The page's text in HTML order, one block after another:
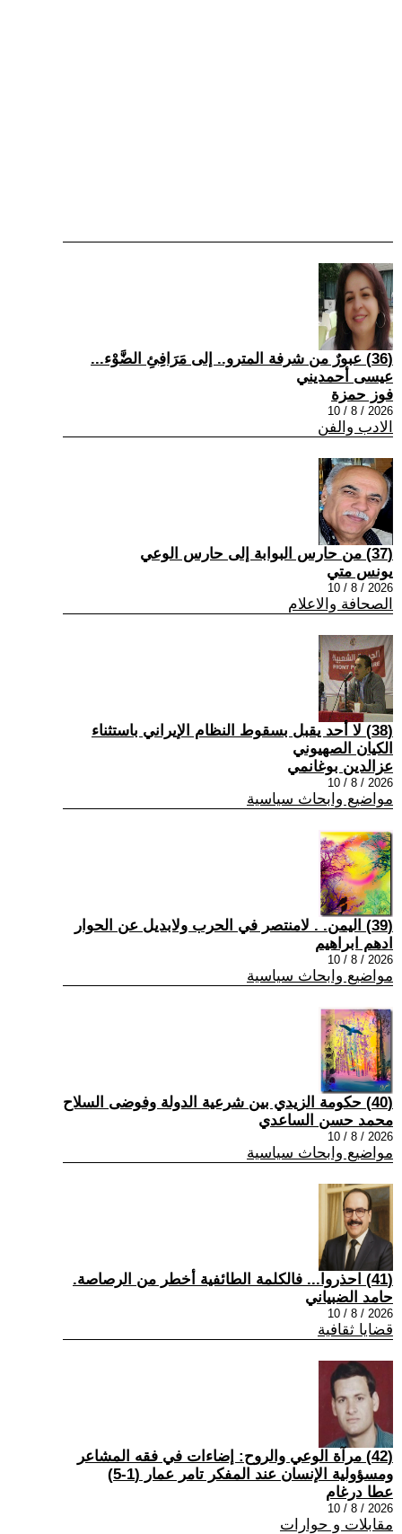
(36) عبورٌ من شرفة المترو.. إلى مَرَافِئِ الضَّوْء...
عيسى أحمديني
فوز حمزة
2026 / 8 / 10
الادب والفن
(37) من حارس البوابة إلى حارس الوعي
يونس متي
2026 / 8 / 10
الصحافة والاعلام
(38) لا أحد يقبل بسقوط النظام الإيراني باستثناء
الكيان الصهيوني
عزالدين بوغانمي
2026 / 8 / 10
مواضيع وابحاث سياسية
(39) اليمن. . لامنتصر في الحرب ولابديل عن الحوار
ادهم ابراهيم
2026 / 8 / 10
مواضيع وابحاث سياسية
(40) حكومة الزيدي بين شرعية الدولة وفوضى السلاح
محمد حسن الساعدي
2026 / 8 / 10
مواضيع وابحاث سياسية
(41) احذروا... فالكلمة الطائفية أخطر من الرصاصة.
حامد الضبياني
2026 / 8 / 10
قضايا ثقافية
(42) مرآة الوعي والروح: إضاءات في فقه المشاعر
ومسؤولية الإنسان عند المفكر تامر عمار (1-5)
عطا درغام
2026 / 8 / 10
مقابلات و حوارات